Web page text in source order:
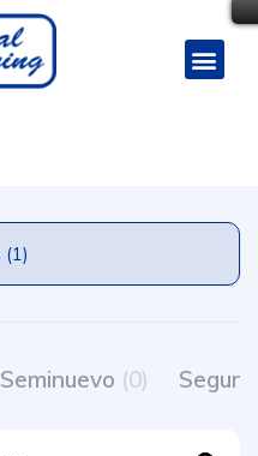
Filtros (1)
Seminuevo (0)